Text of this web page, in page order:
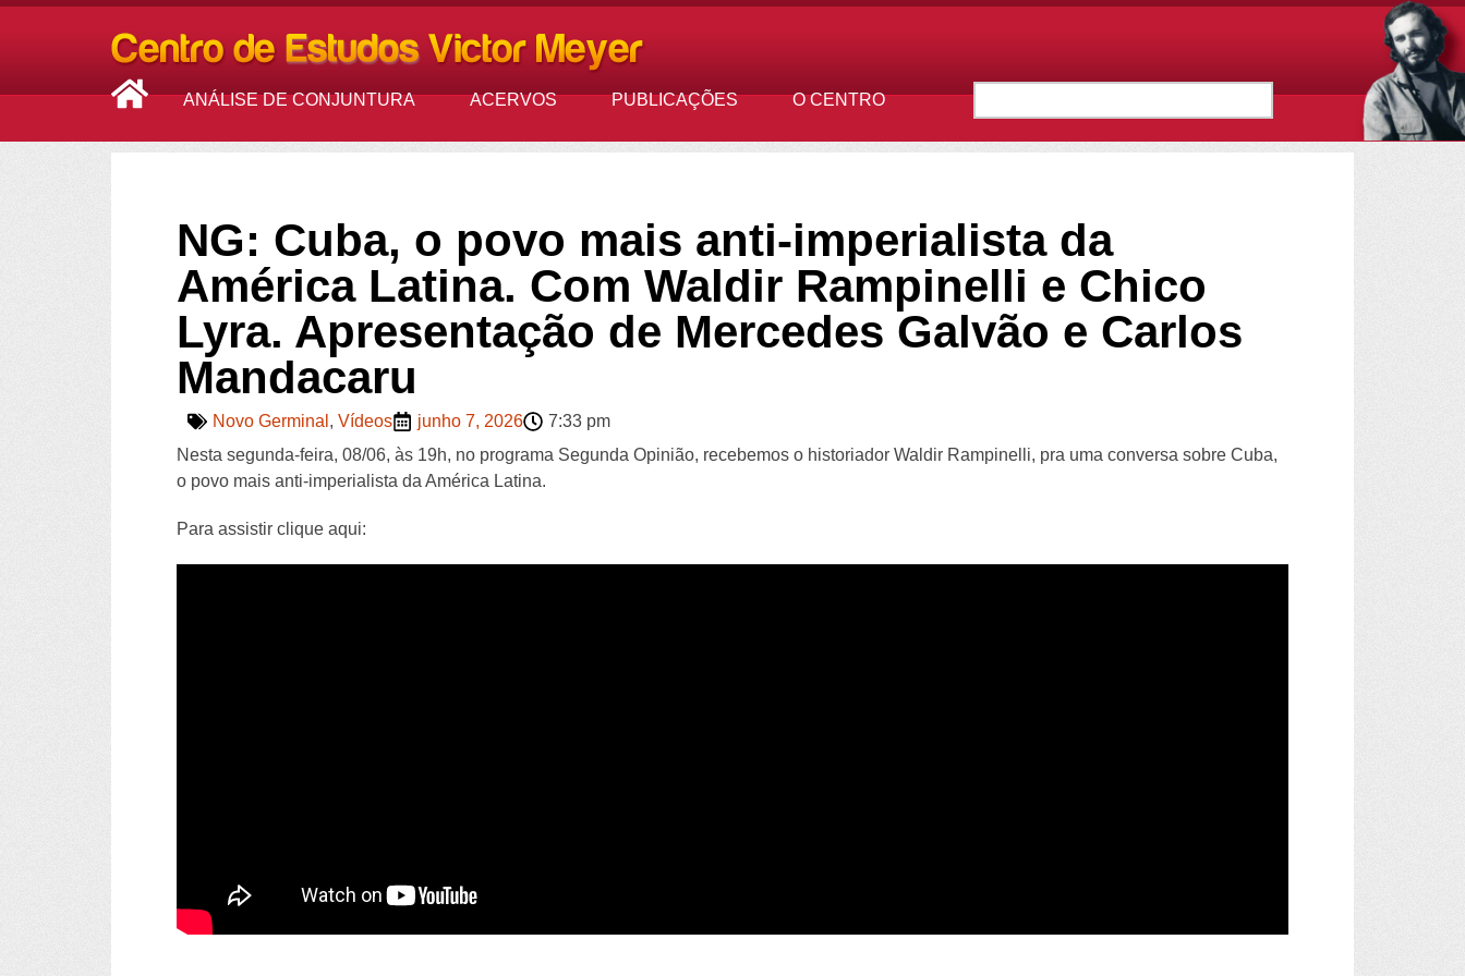
ANÁLISE DE CONJUNTURA ACERVOS PUBLICAÇÕES O CENTRO
NG: Cuba, o povo mais anti-imperialista da
América Latina. Com Waldir Rampinelli e Chico
Lyra. Apresentação de Mercedes Galvão e Carlos
Mandacaru
Novo Germinal , Vídeos junho 7, 2026
7:33 pm
Nesta segunda-feira, 08/06, às 19h, no programa Segunda Opinião, recebemos o historiador Waldir Rampinelli, pra uma conversa sobre Cuba,
o povo mais anti-imperialista da América Latina.
Para assistir clique aqui: